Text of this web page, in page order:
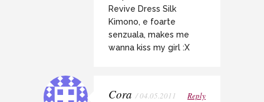
Revive Dress Silk
Kimono, e foarte
senzuala, makes me
wanna kiss my girl :X
Cora / 04.05.2011 Reply